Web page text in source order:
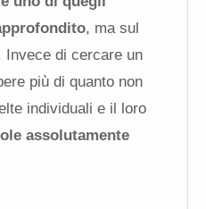
, ma sul
Invece di cercare un
più di quanto non
individuali e il loro
assolutamente